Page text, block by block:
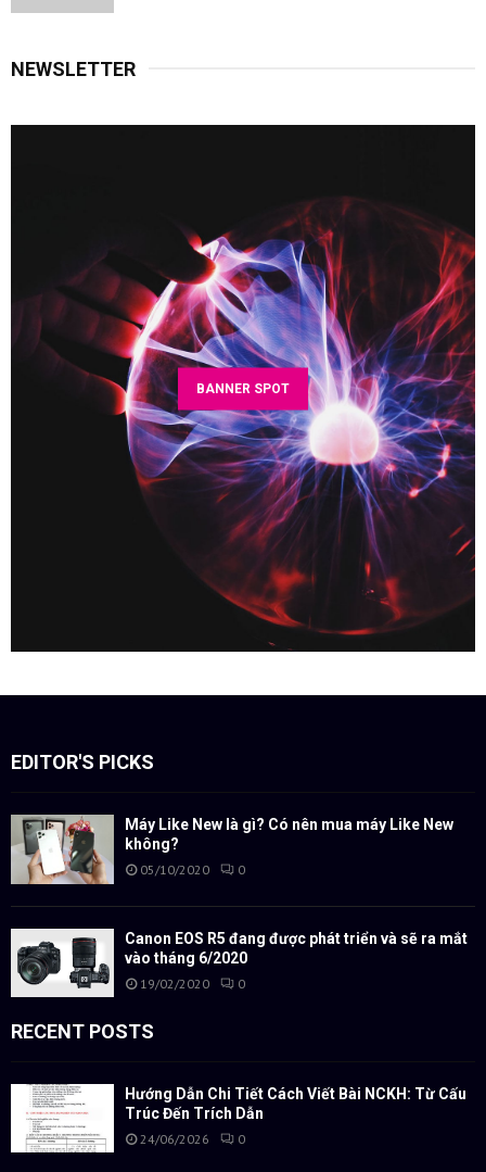
NEWSLETTER
BANNER SPOT
EDITOR'S PICKS
Máy Like New là gì? Có nên mua máy Like New
không?
05/10/2020 0
Canon EOS R5 đang được phát triển và sẽ ra mắt
vào tháng 6/2020
19/02/2020 0
RECENT POSTS
Hướng Dẫn Chi Tiết Cách Viết Bài NCKH: Từ Cấu
Trúc Đến Trích Dẫn
24/06/2026 0